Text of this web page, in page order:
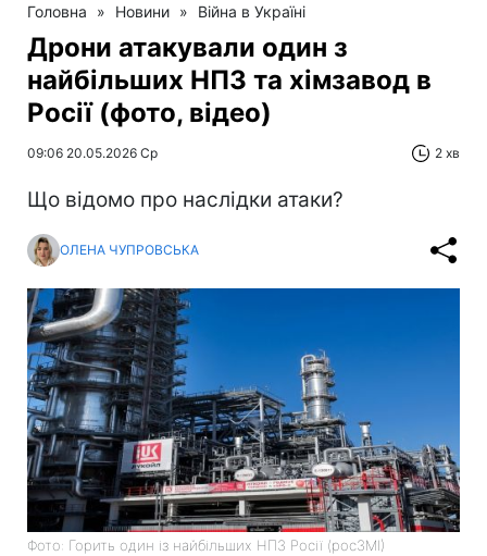
Головна » Новини » Війна в Україні
Дрони атакували один з
найбільших НПЗ та хімзавод в
Росії (фото, відео)
09:06 20.05.2026 Ср 2 хв
Що відомо про наслідки атаки?
ОЛЕНА ЧУПРОВСЬКА
Фото: Горить один із найбільших НПЗ Росії (росЗМІ)